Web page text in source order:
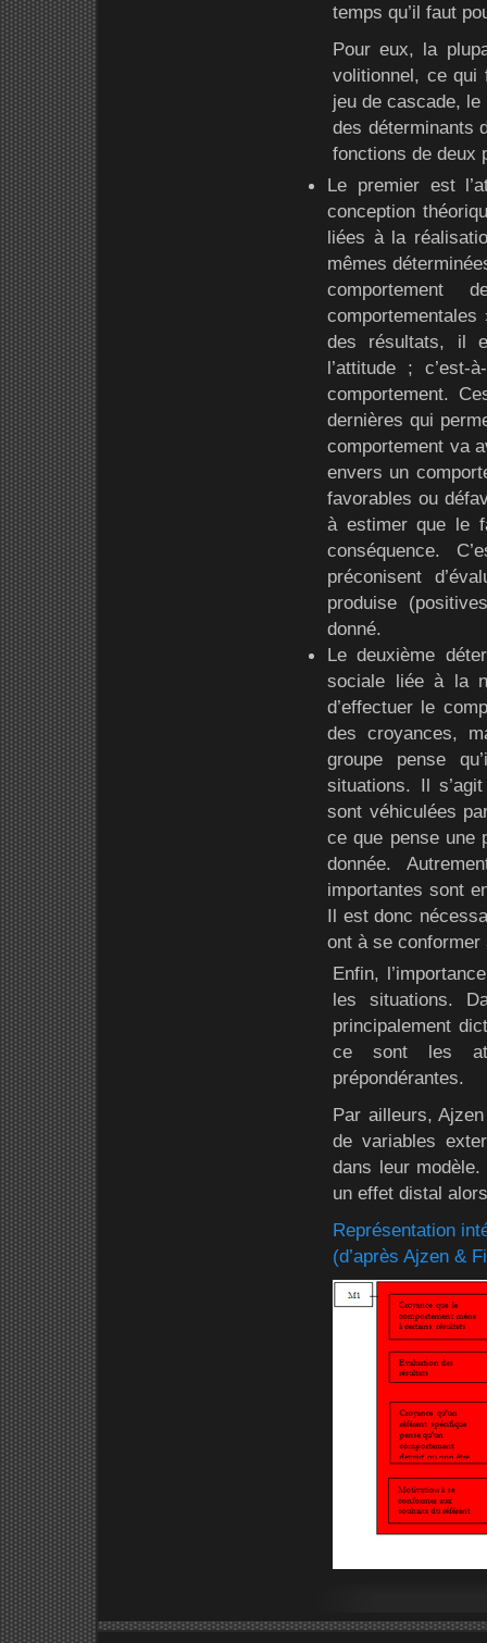
temps qu’il faut
Pour eux, la
volitionnel, ce qui
jeu de cascade,
des déterminants
fonctions de deux
Le premier est
conception
liées à la
mêmes
comportement
des résultats, il
l’attitude ; c’est-
comportement.
dernières qui
comportement va
envers un
favorables ou
à estimer que le
conséquence.
préconisent
produise
donné.
Le deuxième
sociale liée à la
d’effectuer le
des croyances,
groupe pense
situations. Il
sont véhiculées
ce que pense une
donnée.
importantes sont
Il est donc
ont à se
Enfin,
les situations.
principalement
ce sont les
prépondérantes.
Par ailleurs,
de variables
dans leur
un effet distal
Représentation
(d’après Ajzen &